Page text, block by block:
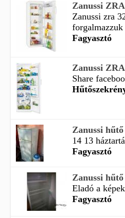
Zanussi
Zanussi zra
forgalmazzuk
Fagyasztó
Zanussi
Share
Zanussi hűtő
14 13
Fagyasztó
Zanussi
Eladó a
Fagyasztó